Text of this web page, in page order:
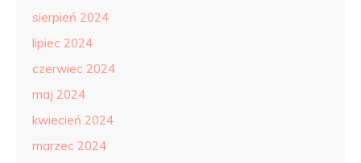
sierpień 2024
lipiec 2024
czerwiec 2024
maj 2024
kwiecień 2024
marzec 2024